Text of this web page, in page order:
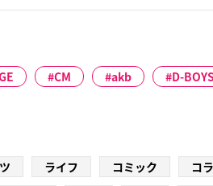
CM akb D-
ライフ コミック コ